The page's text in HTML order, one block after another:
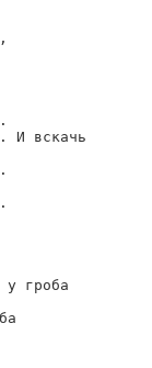
И вскачь
у гроба